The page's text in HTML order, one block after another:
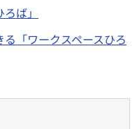
ば」
「ワークスペースひろ